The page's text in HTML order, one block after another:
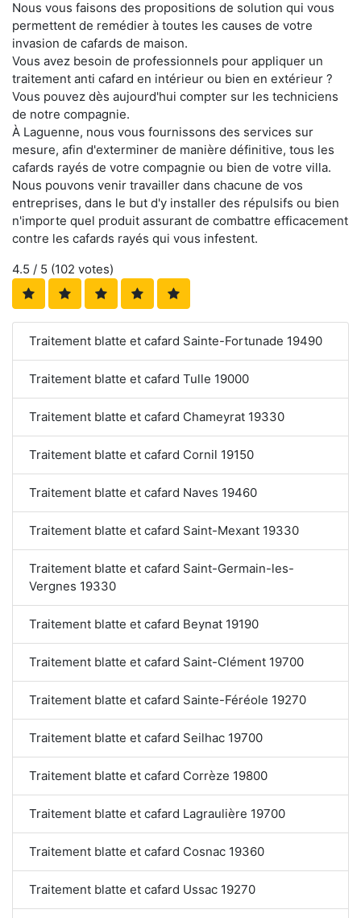
Nous vous faisons des propositions de solution qui vous
permettent de remédier à toutes les causes de votre
invasion de cafards de maison.
Vous avez besoin de professionnels pour appliquer un
traitement anti cafard en intérieur ou bien en extérieur ?
Vous pouvez dès aujourd'hui compter sur les techniciens
de notre compagnie.
À Laguenne, nous vous fournissons des services sur
mesure, afin d'exterminer de manière définitive, tous les
cafards rayés de votre compagnie ou bien de votre villa.
Nous pouvons venir travailler dans chacune de vos
entreprises, dans le but d'y installer des répulsifs ou bien
n'importe quel produit assurant de combattre efficacement
contre les cafards rayés qui vous infestent.
4.5 / 5 (102 votes)
Traitement blatte et cafard Sainte-Fortunade 19490
Traitement blatte et cafard Tulle 19000
Traitement blatte et cafard Chameyrat 19330
Traitement blatte et cafard Cornil 19150
Traitement blatte et cafard Naves 19460
Traitement blatte et cafard Saint-Mexant 19330
Traitement blatte et cafard Saint-Germain-les-
Vergnes 19330
Traitement blatte et cafard Beynat 19190
Traitement blatte et cafard Saint-Clément 19700
Traitement blatte et cafard Sainte-Féréole 19270
Traitement blatte et cafard Seilhac 19700
Traitement blatte et cafard Corrèze 19800
Traitement blatte et cafard Lagraulière 19700
Traitement blatte et cafard Cosnac 19360
Traitement blatte et cafard Ussac 19270